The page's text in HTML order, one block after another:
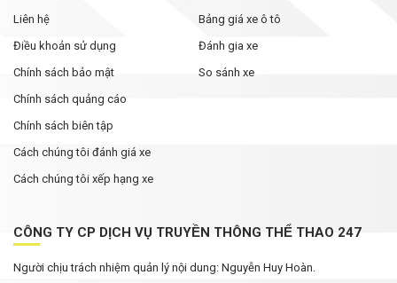
Liên hệ
Điều khoản sử dụng
Chính sách bảo mật
Chính sách quảng cáo
Chính sách biên tập
Cách chúng tôi đánh giá xe
Cách chúng tôi xếp hạng xe
Bảng giá xe ô tô
Đánh gia xe
So sánh xe
CÔNG TY CP DỊCH VỤ TRUYỀN THÔNG THỂ THAO 247
Người chịu trách nhiệm quản lý nội dung: Nguyễn Huy Hoàn.